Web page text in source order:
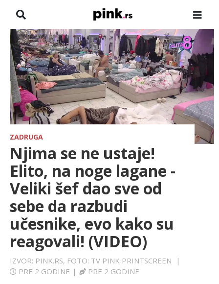
NASLOVNA
VESTI
ZADRUGA
SHOWBIZ
HRONIKA
FARMERI
TV
SPORT
LIFESTYLE
ZADRUGA
Njima se ne ustaje!
Elito, na noge lagane -
Veliki šef dao sve od
sebe da razbudi
učesnike, evo kako su
reagovali! (VIDEO)
IZVOR: PINK.RS, FOTO: TV PINK PRINTSCREEN
|
PRE 2 GODINE | PRE 2 GODINE